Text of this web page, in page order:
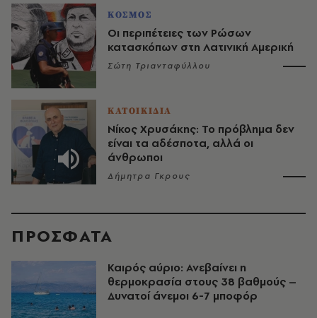
ΚΟΣΜΟΣ
Οι περιπέτειες των Ρώσων
κατασκόπων στη Λατινική Αμερική
Σώτη Τριανταφύλλου
ΚΑΤΟΙΚΙΔΙΑ
Νίκος Χρυσάκης: Το πρόβλημα δεν
είναι τα αδέσποτα, αλλά οι
άνθρωποι
Δήμητρα Γκρους
ΠΡΟΣΦΑΤΑ
Καιρός αύριο: Ανεβαίνει η
θερμοκρασία στους 38 βαθμούς –
Δυνατοί άνεμοι 6-7 μποφόρ